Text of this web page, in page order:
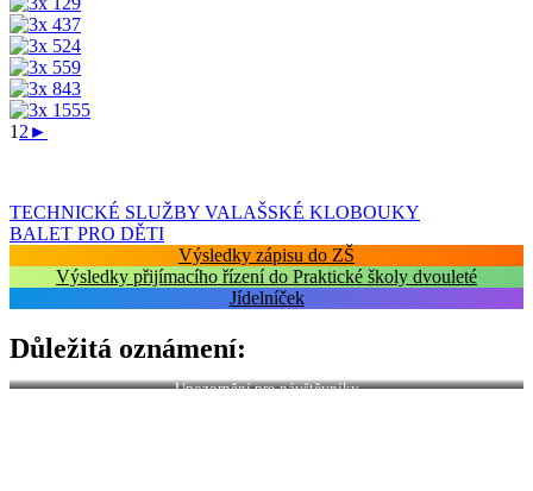
1 2 ►
Navigace
pro
příspěvek
TECHNICKÉ SLUŽBY VALAŠSKÉ KLOBOUKY
BALET PRO DĚTI
Výsledky zápisu do ZŠ
Výsledky přijímacího řízení do Praktické školy dvouleté
Jídelníček
Důležitá oznámení:
Upozornění pro návštěvníky